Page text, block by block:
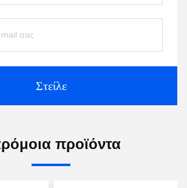
Στείλε
προϊόντα